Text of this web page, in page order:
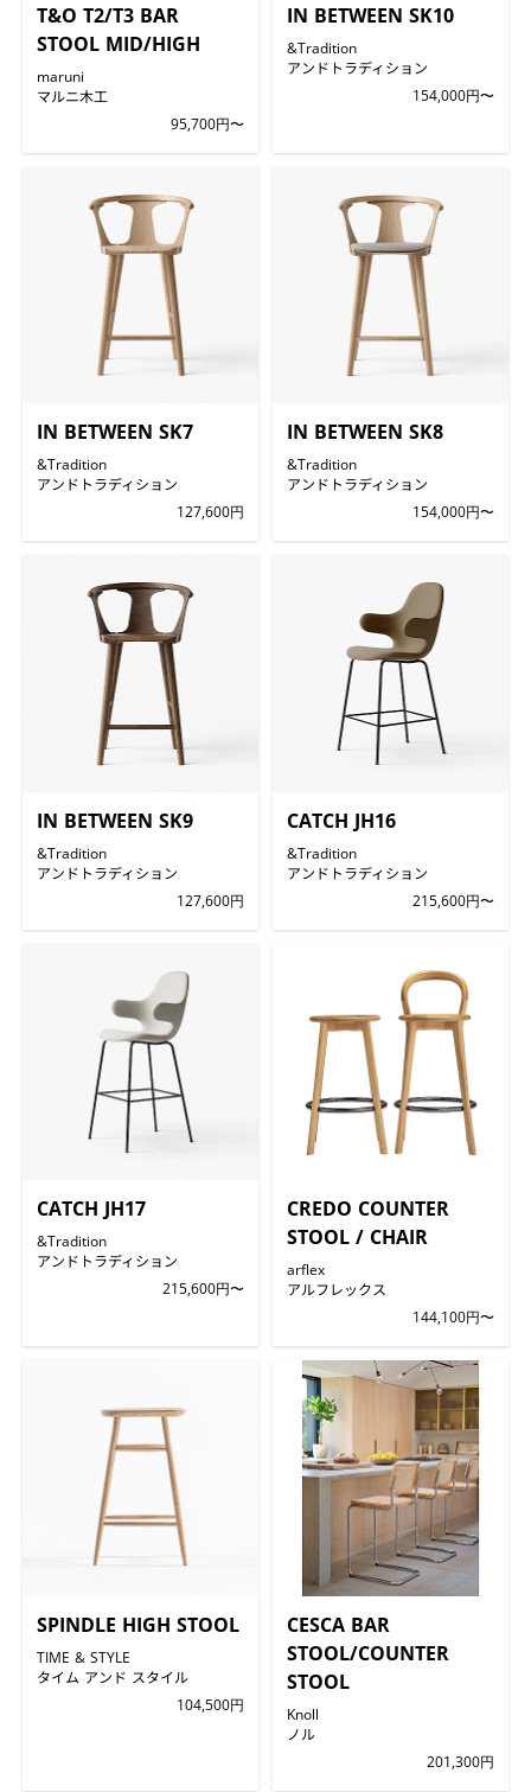
T&O T2/T3 BAR
STOOL MID/HIGH
maruni
マルニ木工
95,700円〜
IN BETWEEN SK10
&Tradition
アンドトラディション
154,000円〜
IN BETWEEN SK7
&Tradition
アンドトラディション
127,600円
IN BETWEEN SK8
&Tradition
アンドトラディション
154,000円〜
IN BETWEEN SK9
&Tradition
アンドトラディション
127,600円
CATCH JH16
&Tradition
アンドトラディション
215,600円〜
CATCH JH17
&Tradition
アンドトラディション
215,600円〜
CREDO COUNTER
STOOL / CHAIR
arflex
アルフレックス
144,100円〜
SPINDLE HIGH STOOL
TIME & STYLE
タイム アンド スタイル
104,500円
CESCA BAR
STOOL/COUNTER
STOOL
Knoll
ノル
201,300円